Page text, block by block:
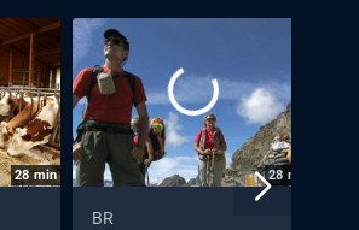
28 min 28 min
BR